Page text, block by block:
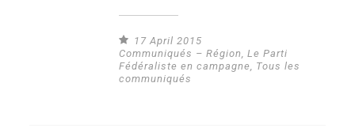
17 April 2015
Communiqués – Région,Le Parti
Fédéraliste en campagne, Tous les
communiqués